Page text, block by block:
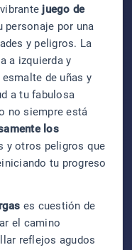
juego de
personaje por una
y peligros. La
a izquierda y
de uñas y
a tu fabulosa
no siempre está
los
y otros peligros que
tu progreso
es cuestión de
el camino
reflejos agudos